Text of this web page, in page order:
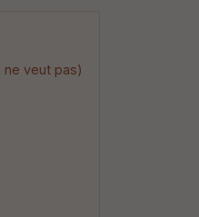
ne veut pas)